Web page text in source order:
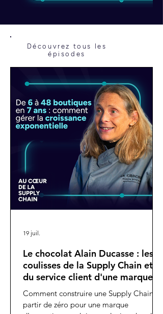
Découvrez tous les
épisodes
Le chocolat Alain Ducasse : les
coulisses de la Supply Chain et
du service client d'une marque
qui est passé de 6 à 48
boutiques en 7 ans
Comment construire une Supply Chain à
partir de zéro pour une marque
19 juil.